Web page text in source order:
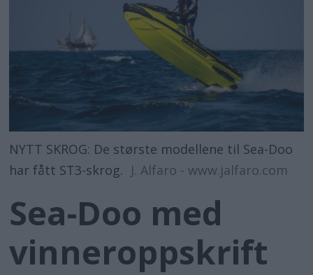
Logg inn
NYTT SKROG: De største modellene til Sea-Doo
har fått ST3-skrog.
J. Alfaro - www.jalfaro.com
Sea-Doo med
vinneroppskrift